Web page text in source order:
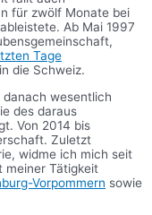
für zwölf Monate bei
Ab Mai 1997
Tage
die Schweiz.
wesentlich
des daraus
Von 2014 bis
Zuletzt
widme ich mich seit
meiner Tätigkeit
Vorpommern sowie